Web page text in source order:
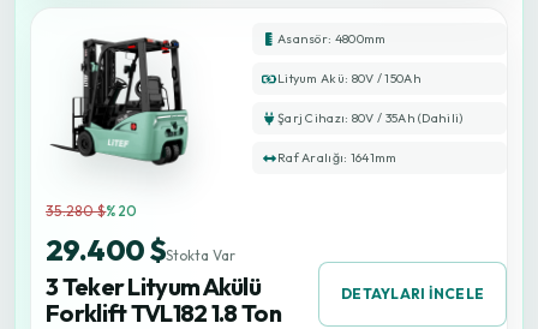
3 Teker Lityum Akülü
Forklift TVL182 1.8 Ton
35.280 $%20
29.400 $Stokta Var
DETAYLARI İNCELE
Asansör: 4800mm
Lityum Akü: 80V / 150Ah
Şarj Cihazı: 80V / 35Ah (Dahili)
Raf Aralığı: 1641mm